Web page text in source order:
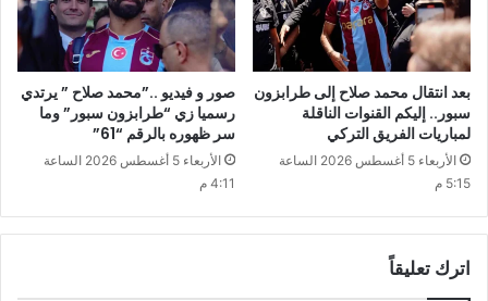
بعد انتقال محمد صلاح إلى طرابزون
سبور.. إليكم القنوات الناقلة
لمباريات الفريق التركي
الأربعاء 5 أغسطس 2026 الساعة
5:15 م
صور و فيديو ..”محمد صلاح ” يرتدي
رسميا زي “طرابزون سبور” وما
سر ظهوره بالرقم “61”
الأربعاء 5 أغسطس 2026 الساعة
4:11 م
اترك تعليقاً